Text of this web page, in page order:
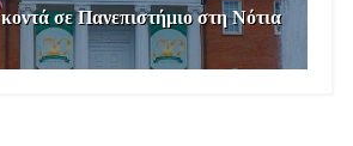
σε Πανεπιστήμιο στη Νότια